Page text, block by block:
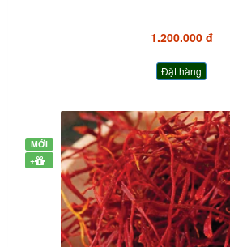
1.200.000 đ
Đặt hàng
MỚI
+